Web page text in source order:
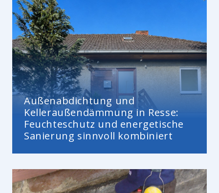
Außenabdichtung und
Kelleraußendämmung in Resse:
Feuchteschutz und energetische
Sanierung sinnvoll kombiniert